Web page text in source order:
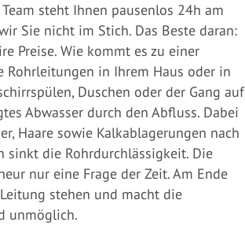
steht Ihnen pausenlos 24h am
Sie nicht im Stich. Das Beste daran:
Preise. Wie kommt es zu einer
Rohrleitungen in Ihrem Haus oder in
Duschen oder der Gang auf
Abwasser durch den Abfluss. Dabei
Haare sowie Kalkablagerungen nach
sinkt die Rohrdurchlässigkeit. Die
nur eine Frage der Zeit. Am Ende
stehen und macht die
unmöglich.